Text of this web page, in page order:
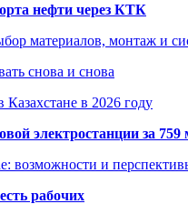
нефти через КТК
материалов, монтаж и
снова и снова
в 2026 году
электростанции за 759
возможности и
рабочих